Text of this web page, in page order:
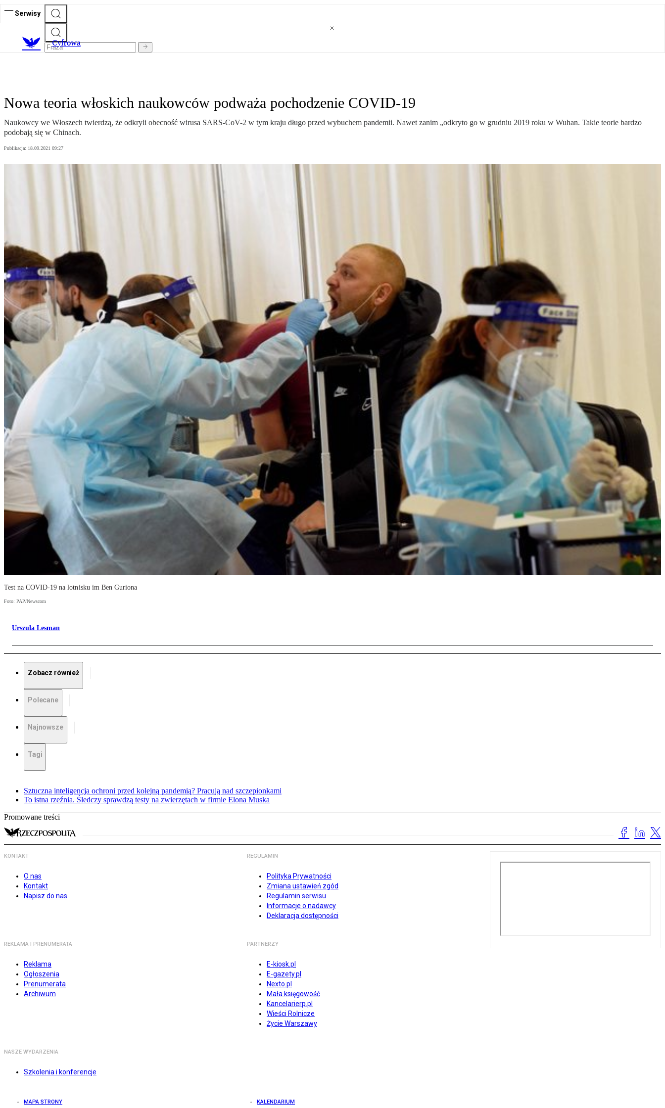
Serwisy
Cyfrowa
Nowa teoria włoskich naukowców podważa pochodzenie COVID-19
Naukowcy we Włoszech twierdzą, że odkryli obecność wirusa SARS-CoV-2 w tym kraju długo przed wybuchem pandemii. Nawet zanim „odkryto go w grudniu 2019 roku w Wuhan. Takie teorie bardzo
podobają się w Chinach.
Publikacja: 18.09.2021 09:27
Test na COVID-19 na lotnisku im Ben Guriona
Foto: PAP/Newscom
Urszula Lesman
Zobacz również
Polecane
Najnowsze
Tagi
Sztuczna inteligencja ochroni przed kolejną pandemią? Pracują nad szczepionkami
To istna rzeźnia. Śledczy sprawdzą testy na zwierzętach w firmie Elona Muska
Promowane treści
KONTAKT
O nas
Kontakt
Napisz do nas
REGULAMIN
Polityka Prywatności
Zmiana ustawień zgód
Regulamin serwisu
Informacje o nadawcy
Deklaracja dostępności
REKLAMA I PRENUMERATA
Reklama
Ogłoszenia
Prenumerata
Archiwum
PARTNERZY
E-kiosk.pl
E-gazety.pl
Nexto.pl
Mała księgowość
Kancelarierp.pl
Wieści Rolnicze
Życie Warszawy
NASZE WYDARZENIA
Szkolenia i konferencje
MAPA STRONY KALENDARIUM